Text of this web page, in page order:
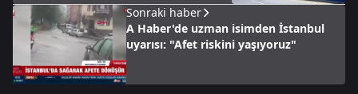
Sonraki haber
A Haber'de uzman isimden İstanbul
uyarısı: "Afet riskini yaşıyoruz"